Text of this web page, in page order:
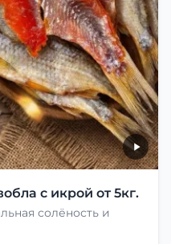
с икрой от 5кг.
солёность и